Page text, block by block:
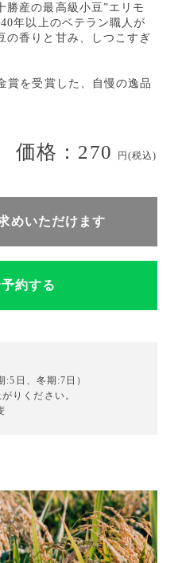
勝産の最高級小豆”エリモ
年以上のベテラン職人が
の香りと甘み、しつこすぎ
賞を受賞した、自慢の逸品
価格：270 円(税込)
めいただけます
約する
日、冬期:7日）
りください。